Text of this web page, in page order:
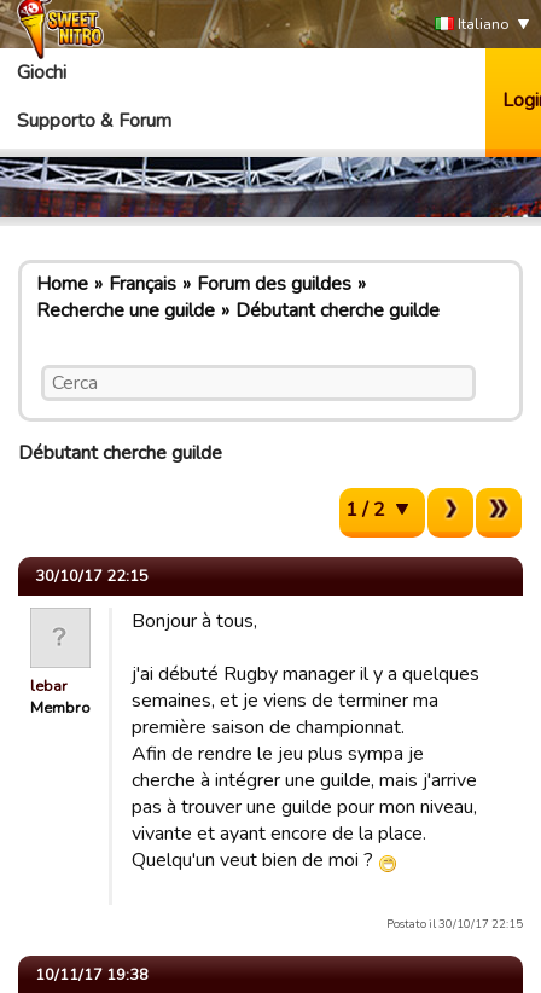
Italiano
Giochi
Supporto & Forum
Home Français
Forum des guildes
Recherche une guilde
Débutant cherche guilde
Débutant cherche guilde
1 / 2
30/10/17 22:15
lebar
Membro
Bonjour à tous,
j'ai débuté Rugby manager il y a quelques
semaines, et je viens de terminer ma
première saison de championnat.
Afin de rendre le jeu plus sympa je
cherche à intégrer une guilde, mais j'arrive
pas à trouver une guilde pour mon niveau,
vivante et ayant encore de la place.
Quelqu'un veut bien de moi ?
Postato il 30/10/17 22:15
10/11/17 19:38